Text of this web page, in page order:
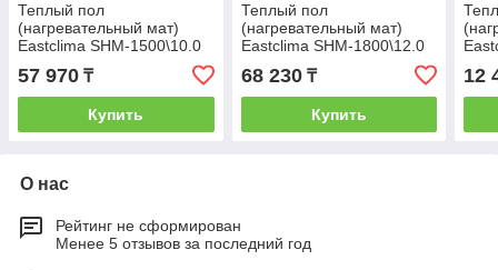
Теплый пол
(нагревательный мат)
Eastclima SHM-1500\10.0
57 970 ₸
Купить
Теплый пол
(нагревательный мат)
Eastclima SHM-1800\12.0
68 230₸
Купить
12
О нас
Рейтинг не сформирован
Менее 5 отзывов за последний год